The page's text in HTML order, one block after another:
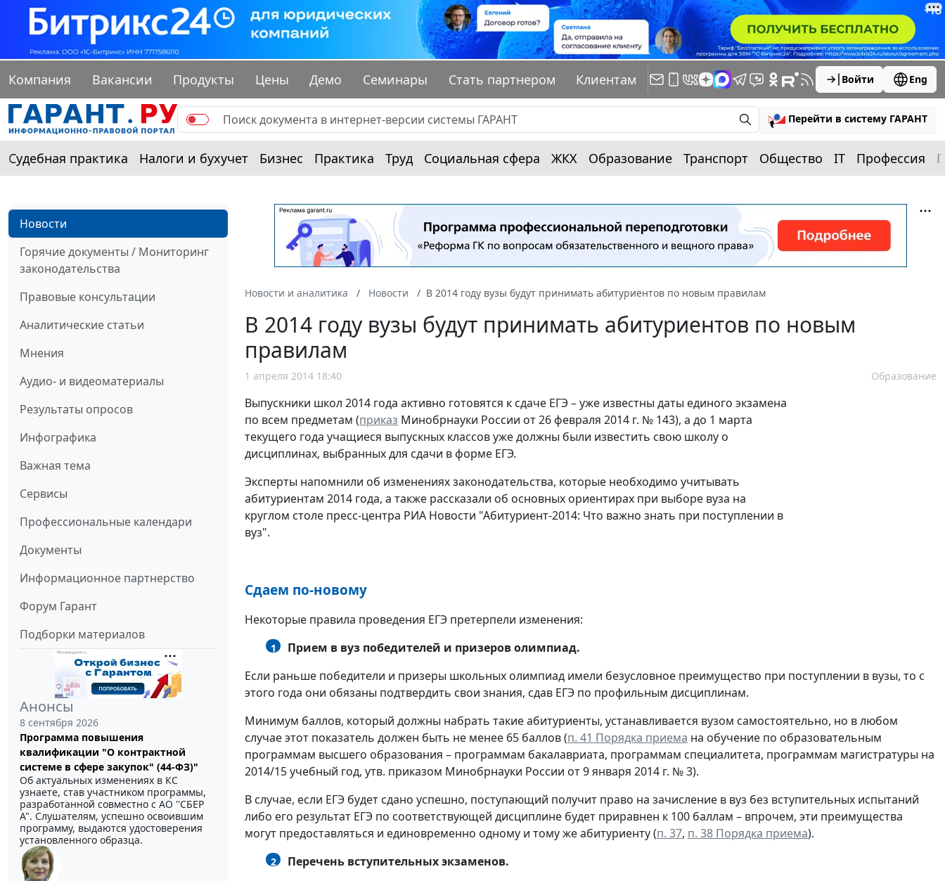
Компания Вакансии Продукты Цены Демо Семинары Стать партнером Клиентам Войти Eng
Перейти в систему ГАРАНТ
Судебная практика Налоги и бухучет Бизнес Практика Труд Социальная сфера ЖКХ Образование Транспорт Общество IT Профессия
Новости
Горячие документы / Мониторинг
законодательства
Правовые консультации
Аналитические статьи
Мнения
Аудио- и видеоматериалы
Результаты опросов
Инфографика
Важная тема
Сервисы
Профессиональные календари
Документы
Информационное партнерство
Форум Гарант
Подборки материалов
Анонсы
8 сентября 2026
Программа повышения
квалификации "О контрактной
системе в сфере закупок" (44-ФЗ)"
Об актуальных изменениях в КС
узнаете, став участником программы,
разработанной совместно с АО ''СБЕР
А". Слушателям, успешно освоившим
программу, выдаются удостоверения
установленного образца.
Новости и аналитика Новости В 2014 году вузы будут принимать абитуриентов по новым правилам
В 2014 году вузы будут принимать абитуриентов по новым
правилам
1 апреля 2014 18:40 Образование
Выпускники школ 2014 года активно готовятся к сдаче ЕГЭ – уже известны даты единого экзамена
по всем предметам (приказ Минобрнауки России от 26 февраля 2014 г. № 143), а до 1 марта
текущего года учащиеся выпускных классов уже должны были известить свою школу о
дисциплинах, выбранных для сдачи в форме ЕГЭ.
Эксперты напомнили об изменениях законодательства, которые необходимо учитывать
абитуриентам 2014 года, а также рассказали об основных ориентирах при выборе вуза на
круглом столе пресс-центра РИА Новости "Абитуриент-2014: Что важно знать при поступлении в
вуз".
Сдаем по-новому
Некоторые правила проведения ЕГЭ претерпели изменения:
1
Прием в вуз победителей и призеров олимпиад.
Если раньше победители и призеры школьных олимпиад имели безусловное преимущество при поступлении в вузы, то с
этого года они обязаны подтвердить свои знания, сдав ЕГЭ по профильным дисциплинам.
Минимум баллов, который должны набрать такие абитуриенты, устанавливается вузом самостоятельно, но в любом
случае этот показатель должен быть не менее 65 баллов (п. 41 Порядка приема на обучение по образовательным
программам высшего образования – программам бакалавриата, программам специалитета, программам магистратуры на
2014/15 учебный год, утв. приказом Минобрнауки России от 9 января 2014 г. № 3).
В случае, если ЕГЭ будет сдано успешно, поступающий получит право на зачисление в вуз без вступительных испытаний
либо его результат ЕГЭ по соответствующей дисциплине будет приравнен к 100 баллам – впрочем, эти преимущества
могут предоставляться и единовременно одному и тому же абитуриенту (п. 37, п. 38 Порядка приема).
2 Перечень вступительных экзаменов.